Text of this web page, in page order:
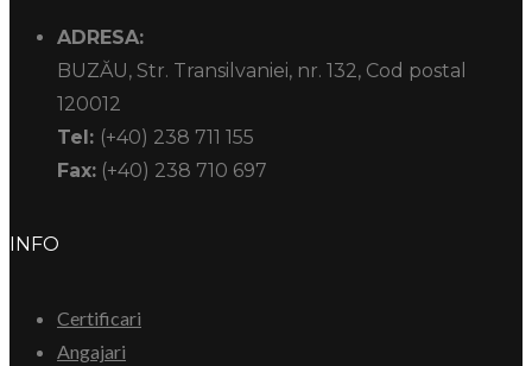
ADRESA:
BUZĂU, Str. Transilvaniei, nr. 132, Cod postal
120012
Tel: (+40) 238 711 155
Fax: (+40) 238 710 697
INFO
Certificari
Angajari